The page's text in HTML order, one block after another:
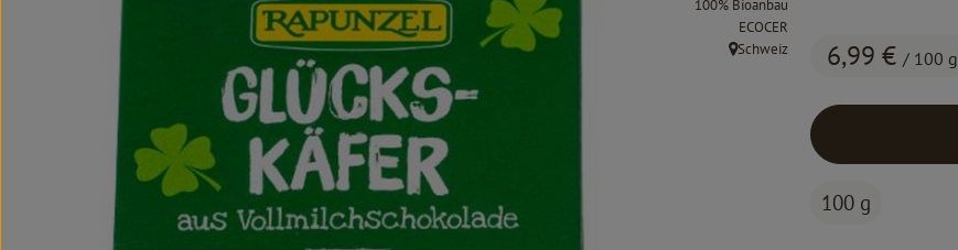
6,99 € / 100 g
100% Bioanbau
, Kontrollstelle:
ECOCER
, Herkunft:
Schweiz
100 g